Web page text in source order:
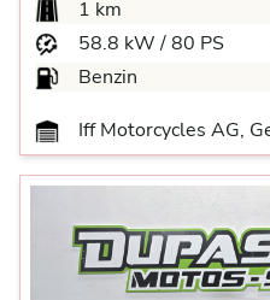
1 km
58.8 kW / 80 PS
Benzin
Iff Motorcycles AG,